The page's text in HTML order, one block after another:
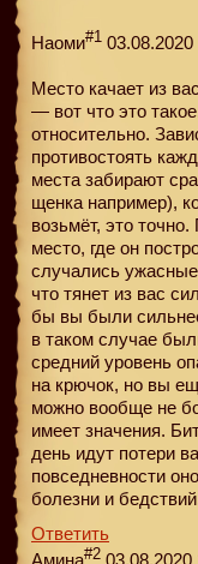
Наоми#1 03.08.2020
Место качает из
— вот что это
относительно.
противостоять
места забирают
щенка например),
возьмёт, это
место, где он
случались
что тянет из вас
бы вы были
в таком случае
средний уровень
на крючок, но вы
можно вообще не
имеет значения.
день идут потери
повседневности
болезни и
Ответить
Амина#2 03.08.2020